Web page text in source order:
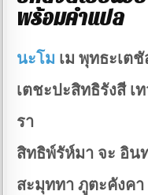
พร้อมคำแปล
นะโม เม พุทธะเต
เตชะปะสิทธิรังสี เ
รา
สิทธิพ์รัห์มา จะ อิน
สะมุททา ภูตะคังค